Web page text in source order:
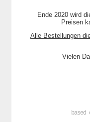
Ende 2020 wird
Preisen
Alle Bestellungen
Vielen